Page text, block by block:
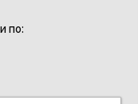
по: